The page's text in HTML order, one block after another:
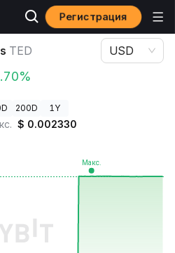
Регистрация
Domains TED
TED USD
200D 1Y
$ 0.002330